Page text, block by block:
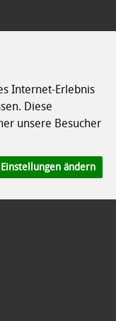
Internet-Erlebnis
Diese
unsere Besucher
Einstellungen ändern